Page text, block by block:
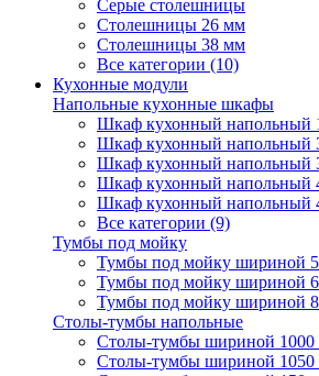
Серые столешницы
Столешницы 26 мм
Столешницы 38 мм
Все категории (10)
Кухонные модули
Напольные кухонные шкафы
Шкаф кухонный напольный
Шкаф кухонный напольный
Шкаф кухонный напольный
Шкаф кухонный напольный
Шкаф кухонный напольный
Все категории (9)
Тумбы под мойку
Тумбы под мойку шириной
Тумбы под мойку шириной
Тумбы под мойку шириной
Столы-тумбы напольные
Столы-тумбы шириной
Столы-тумбы шириной